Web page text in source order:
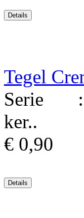
Tegel
Serie :
ker..
€ 0,90